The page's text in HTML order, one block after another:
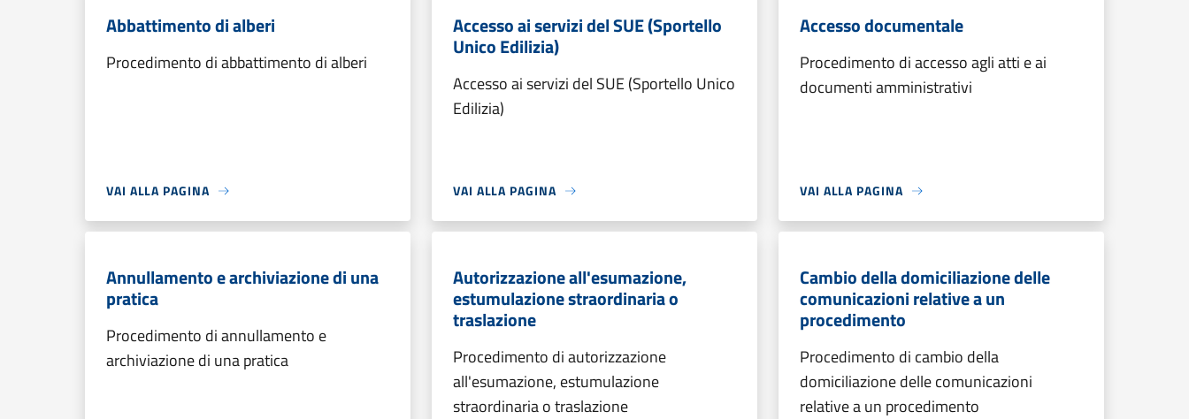
Abbattimento di alberi
Procedimento di abbattimento di alberi
VAI ALLA PAGINA
Accesso ai servizi del SUE (Sportello
Unico Edilizia)
Accesso ai servizi del SUE (Sportello Unico
Edilizia)
VAI ALLA PAGINA
Accesso documentale
Procedimento di accesso agli atti e ai
documenti amministrativi
VAI ALLA PAGINA
Annullamento e archiviazione di una
pratica
Procedimento di annullamento e
archiviazione di una pratica
Autorizzazione all'esumazione,
estumulazione straordinaria o
traslazione
Procedimento di autorizzazione
all'esumazione, estumulazione
straordinaria o traslazione
Cambio della domiciliazione delle
comunicazioni relative a un
procedimento
Procedimento di cambio della
domiciliazione delle comunicazioni
relative a un procedimento